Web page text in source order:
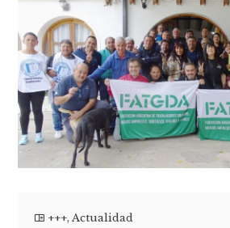
+++,Actualidad